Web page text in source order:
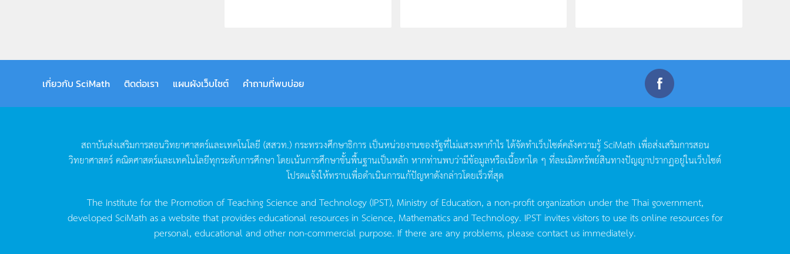
เกี่ยวกับ SciMath ติดต่อเรา แผนผังเว็บไซต์ คำถามที่พบบ่อย
สถาบันส่งเสริมการสอนวิทยาศาสตร์และเทคโนโลยี (สสวท.) กระทรวงศึกษาธิการ เป็นหน่วยงานของรัฐที่ไม่แสวงหากำไรได้จัดทำเว็บไซต์คลังความรู้SciMath เพื่อส่งเสริมการสอน
วิทยาศาสตร์คณิตศาสตร์และเทคโนโลยีทุกระดับการศึกษา โดยเน้นการศึกษาขั้นพื้นฐานเป็นหลัก หากท่านพบว่ามีข้อมูลหรือเนื้อหาใด ๆ ที่ละเมิดทรัพย์สินทางปัญญาปรากฏอยู่ในเว็บไซต์
โปรดแจ้งให้ทราบเพื่อดำเนินการแก้ปัญหาดังกล่าวโดยเร็วที่สุด
The Institute for the Promotion of Teaching Science and Technology (IPST), Ministry of Education, a non-profit organization under the Thai government,
developed SciMath as a website that provides educational resources in Science, Mathematics and Technology. IPST invites visitors to use its online resources for
personal, educational and other non-commercial purpose. If there are any problems, please contact us immediately.